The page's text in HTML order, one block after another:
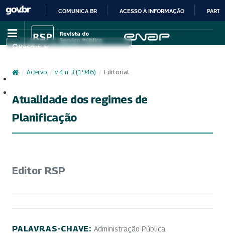
IR
PARA
CONTEÚDO
COMUNICA BR ACESSO À INFORMAÇÃO
Pesquisar
/ Acervo / v. 4 n. 3 (1946) / Editorial
Atualidade dos regimes de
Planificação
Editor RSP
PALAVRAS-CHAVE: Administração Pública